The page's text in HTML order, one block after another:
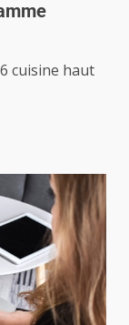
cuisine haut